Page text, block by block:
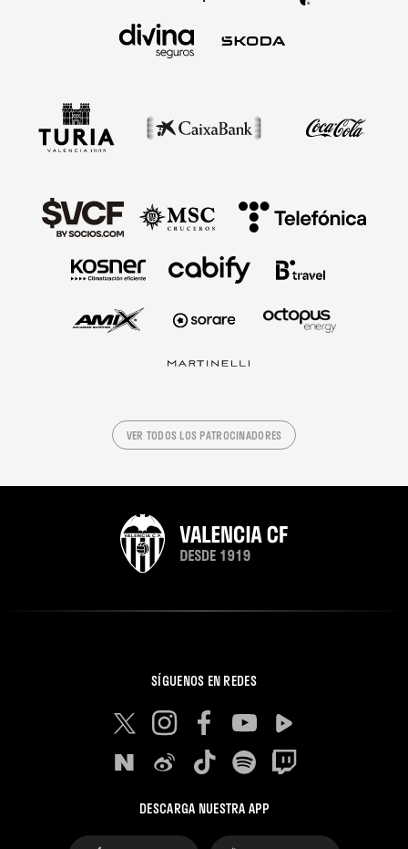
VER TODOS LOS PATROCINADORES
SÍGUENOS EN REDES
DESCARGA NUESTRA APP